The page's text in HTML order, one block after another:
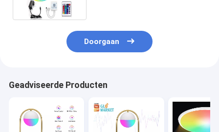
Doorgaan
Geadviseerde Producten